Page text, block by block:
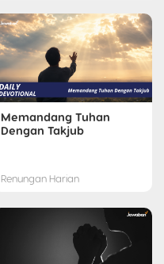
Memandang Tuhan
Dengan Takjub
Renungan Harian